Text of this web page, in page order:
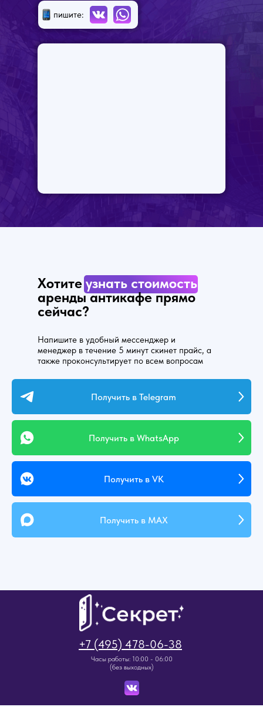
пишите:
Напишите в удобный мессенджер и
менеджер в течение 5 минут скинет прайс, а
также проконсультирует по всем вопросам
Хотитеузнать стоимость
аренды антикафе прямо
сейчас?
Получить в Telegram
Получить в WhatsApp
Получить в VK
Получить в MAX
Часы работы: 10:00 - 06:00
(без выходных)
+7 (495) 478-06-38